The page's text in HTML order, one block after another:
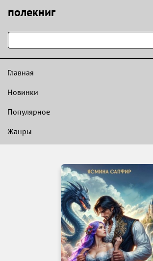
полекниг
Главная
Новинки
Популярное
Жанры